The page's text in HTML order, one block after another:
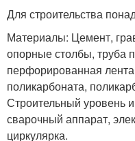
Для строительства
Материалы: Цемент,
опорные столбы, труба
перфорированная
поликарбоната,
Строительный уровень
сварочный аппарат,
циркулярка.